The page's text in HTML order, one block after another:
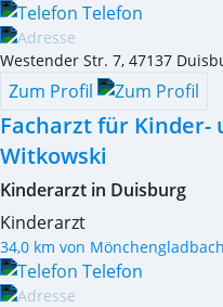
Telefon
Westender Str. 7, 47137
Zum Profil
Facharzt für Kinder-
Witkowski
Kinderarzt in Duisburg
Kinderarzt
34,0 km von Mönchengladbach
Telefon